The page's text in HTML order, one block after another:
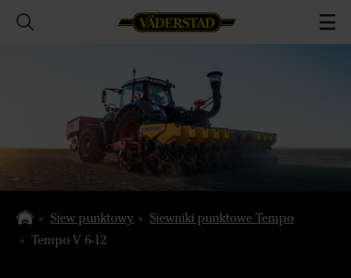
Siew punktowy
Siewniki punktowe Tempo
Tempo V 6-12